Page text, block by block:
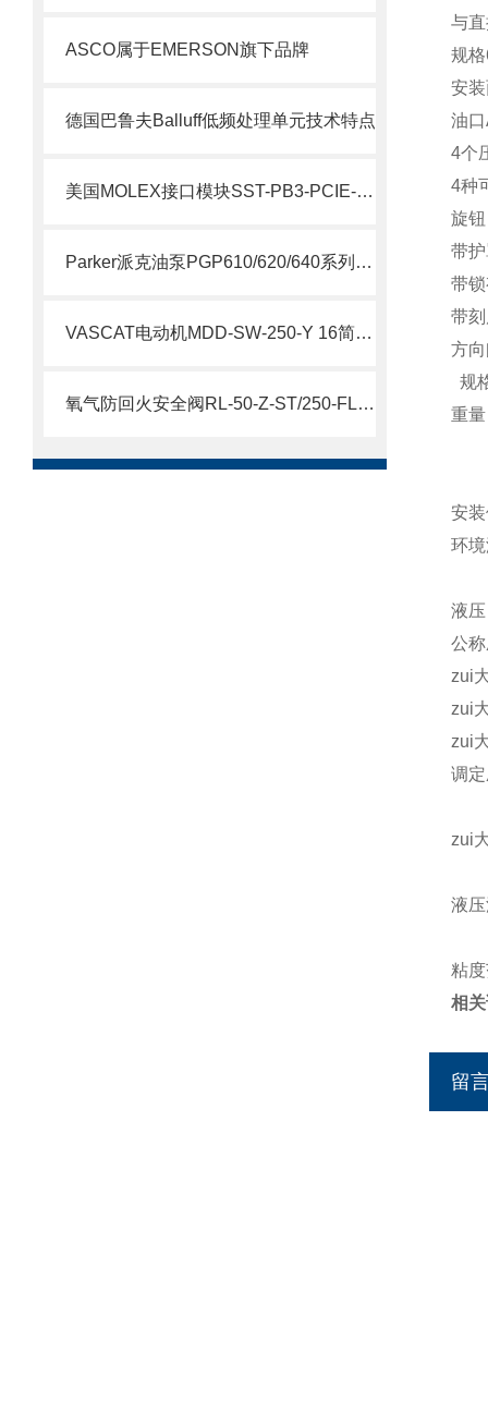
ASCO属于EMERSON旗下品牌
德国巴鲁夫Balluff低频处理单元技术特点
美国MOLEX接口模块SST-PB3-PCIE-2 产品解析
Parker派克油泵PGP610/620/640系列简要说明
VASCAT电动机MDD-SW-250-Y 16简要介绍
氧气防回火安全阀RL-50-Z-ST/250-FL参数
与
规
安
油
4个
4种
旋
带
带
带
方
重
环
液压
zui
zui
调
zui
液
粘
相
留